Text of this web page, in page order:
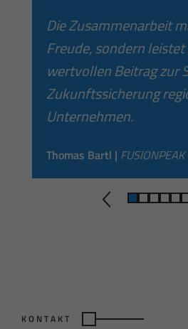
Die Zusammenarbeit
Freude, sondern
wertvollen Beitrag zur
Zukunftssicherung
Unternehmen.
Thomas Bartl |
KONTAKT